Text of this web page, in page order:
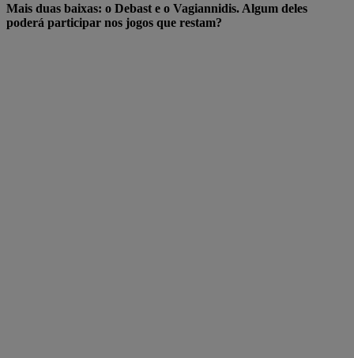
Mais duas baixas: o Debast e o Vagiannidis. Algum deles
poderá participar nos jogos que restam?